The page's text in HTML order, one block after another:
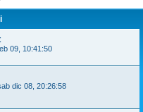
09, 10:41:50
dic 08, 20:26:58